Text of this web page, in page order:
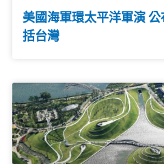
美國海軍環太平洋軍演
括台灣